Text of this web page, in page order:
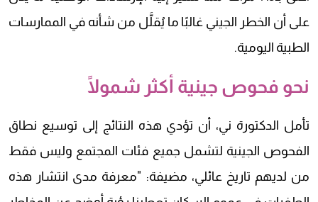
على أن الخطر الجيني غالبًا ما يُقلَّل من شأنه في الممارسات
الطبية اليومية.
نحو فحوص جينية أكثر شمولًا
تأمل الدكتورة ني، أن تؤدي هذه النتائج إلى توسيع نطاق
الفحوص الجينية لتشمل جميع فئات المجتمع وليس فقط
من لديهم تاريخ عائلي، مضيفة: "معرفة مدى انتشار هذه